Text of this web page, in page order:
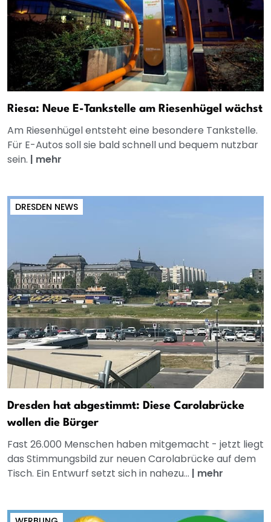
Riesa: Neue E-Tankstelle am Riesenhügel wächst
Am Riesenhügel entsteht eine besondere Tankstelle.
Für E-Autos soll sie bald schnell und bequem nutzbar
sein. | mehr
DRESDEN NEWS
Dresden hat abgestimmt: Diese Carolabrücke
wollen die Bürger
Fast 26.000 Menschen haben mitgemacht - jetzt liegt
das Stimmungsbild zur neuen Carolabrücke auf dem
Tisch. Ein Entwurf setzt sich in nahezu... | mehr